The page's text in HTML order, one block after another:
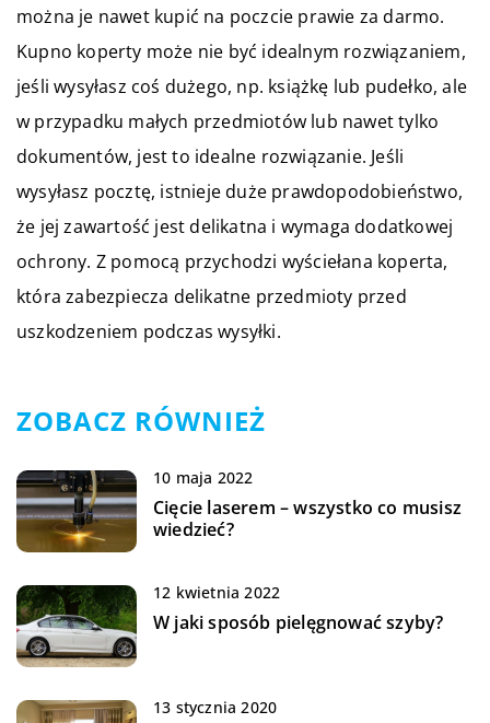
można je nawet kupić na poczcie prawie za darmo.
Kupno koperty może nie być idealnym rozwiązaniem,
jeśli wysyłasz coś dużego, np. książkę lub pudełko, ale
w przypadku małych przedmiotów lub nawet tylko
dokumentów, jest to idealne rozwiązanie. Jeśli
wysyłasz pocztę, istnieje duże prawdopodobieństwo,
że jej zawartość jest delikatna i wymaga dodatkowej
ochrony. Z pomocą przychodzi wyściełana koperta,
która zabezpiecza delikatne przedmioty przed
uszkodzeniem podczas wysyłki.
ZOBACZ RÓWNIEŻ
10 maja 2022
Cięcie laserem – wszystko co musisz
wiedzieć?
12 kwietnia 2022
W jaki sposób pielęgnować szyby?
13 stycznia 2020